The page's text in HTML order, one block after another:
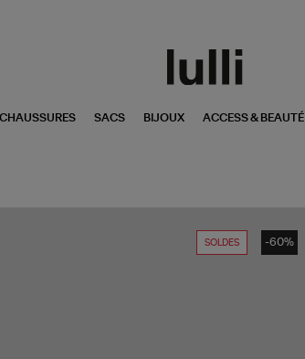
CHAUSSURES SACS BIJOUX ACCESS & BEAUTÉ
SOLDES -60%